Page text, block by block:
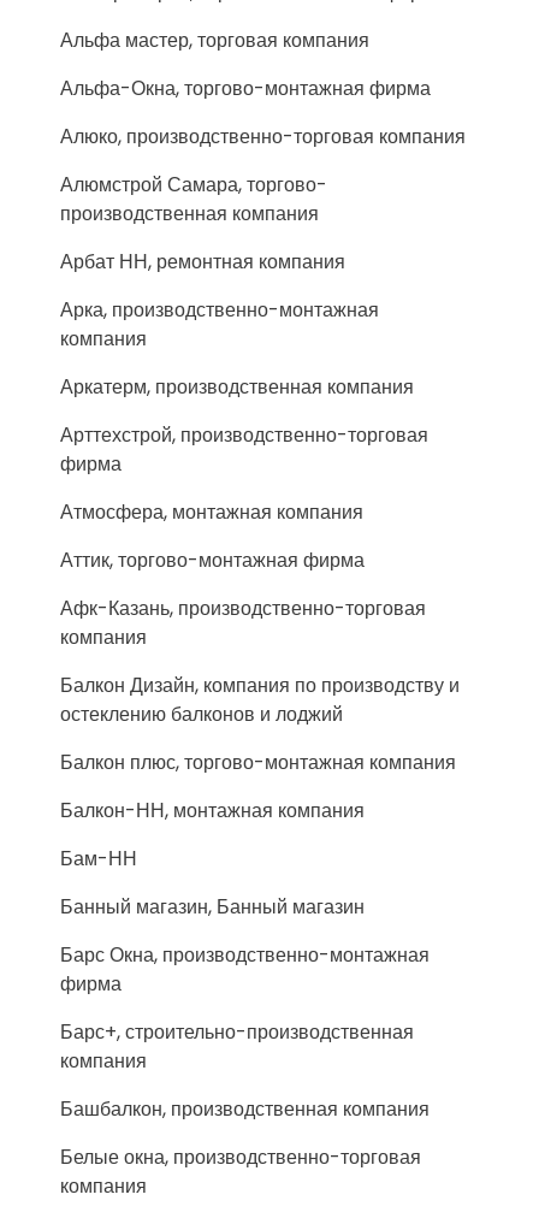
Альфа мастер, торговая компания
Альфа-Окна, торгово-монтажная фирма
Алюко, производственно-торговая компания
Алюмстрой Самара, торгово-
производственная компания
Арбат НН, ремонтная компания
Арка, производственно-монтажная
компания
Аркатерм, производственная компания
Арттехстрой, производственно-торговая
фирма
Атмосфера, монтажная компания
Аттик, торгово-монтажная фирма
Афк-Казань, производственно-торговая
компания
Балкон Дизайн, компания по производству и
остеклению балконов и лоджий
Балкон плюс, торгово-монтажная компания
Балкон-НН, монтажная компания
Бам-НН
Банный магазин, Банный магазин
Барс Окна, производственно-монтажная
фирма
Барс+, строительно-производственная
компания
Башбалкон, производственная компания
Белые окна, производственно-торговая
компания